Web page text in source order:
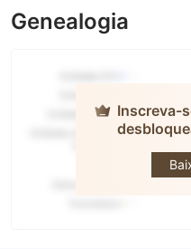
Genealogia
Inscreva-